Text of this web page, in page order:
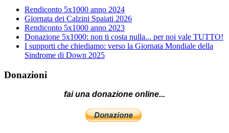
Rendiconto 5x1000 anno 2024
Giornata dei Calzini Spaiati 2026
Rendiconto 5x1000 anno 2023
Donazione 5x1000: non ti costa nulla... per noi vale TUTTO!
I supporti che chiediamo: verso la Giornata Mondiale della
Sindrome di Down 2025
Donazioni
fai una donazione online...